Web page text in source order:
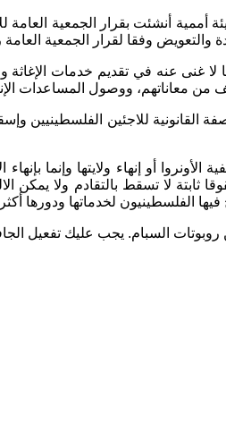
أممية أنشئت بقرار الجمعية
والتعويض وفقا لقرار الجمعية
لا غنى عنه في تقديم خدمات
من معاناتهم، ووصول المساعدات
القانونية للاجئين الفلسطينيين
الأونروا أو إنهاء ولايتها وإنما
ثابتة لا تسقط بالتقادم ولا
فيها الفلسطينيون لخدماتها
روبوتات السبام. يجب عليك تفعيل